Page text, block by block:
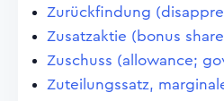
Zurückfindung
Zusatzaktie (bonus
Zuschuss (allowance;
Zuteilungssatz,